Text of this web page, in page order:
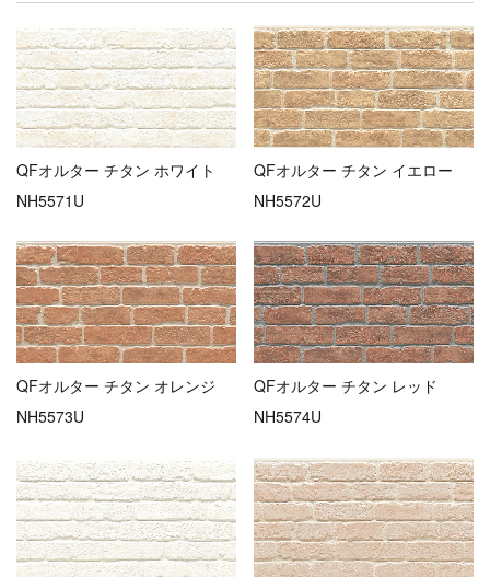
QFオルター チタン ホワイト
NH5571U
QFオルター チタン イエロー
NH5572U
QFオルター チタン オレンジ
NH5573U
QFオルター チタン レッド
NH5574U